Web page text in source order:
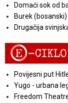
Domaći sok od
Burek
Drugačija
E-
Povijesni put
Yugo - urbana
Freedom